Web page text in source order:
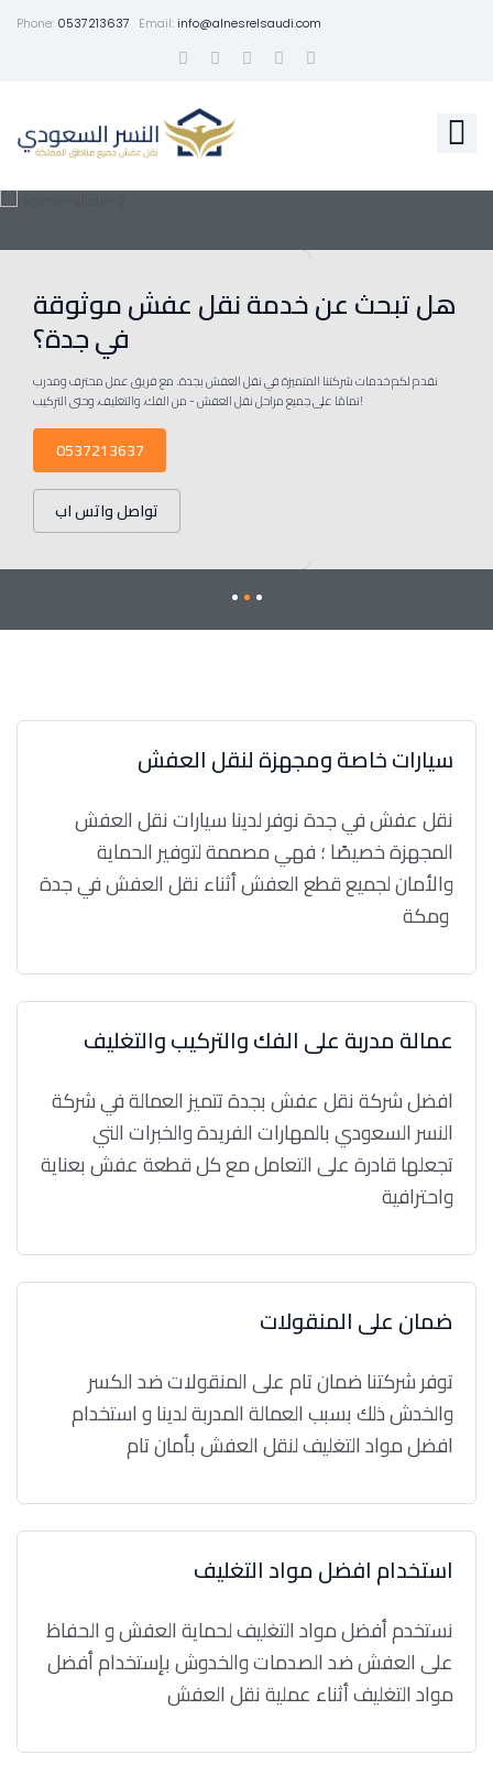
Phone: 0537213637 Email:info@alnesrelsaudi.com
هل تبحث عن خدمة نقل عفش موثوقة
في جدة؟
نقدم لكم خدمات شركتنا المتميزة في نقل العفش بجدة. مع فريق عمل محترف ومدرب
تمامًا على جميع مراحل نقل العفش - من الفك، والتغليف، وحتى التركيب!
0537213637
تواصل واتس اب
سيارات خاصة ومجهزة لنقل العفش
نقل عفش في جدة نوفر لدينا سيارات نقل العفش
المجهزة خصيصًا ؛ فهي مصممة لتوفير الحماية
والأمان لجميع قطع العفش أثناء نقل العفش في جدة
عمالة مدربة على الفك والتركيب والتغليف
افضل شركة نقل عفش بجدة تتميز العمالة في شركة
النسر السعودي بالمهارات الفريدة والخبرات التي
تجعلها قادرة على التعامل مع كل قطعة عفش بعناية
واحترافية
ضمان على المنقولات
توفر شركتنا ضمان تام على المنقولات ضد الكسر
والخدش ذلك بسبب العمالة المدربة لدينا و استخدام
افضل مواد التغليف لنقل العفش بأمان تام
استخدام افضل مواد التغليف
نستخدم أفضل مواد التغليف لحماية العفش و الحفاظ
على العفش ضد الصدمات والخدوش بإستخدام أفضل
مواد التغليف أثناء عملية نقل العفش